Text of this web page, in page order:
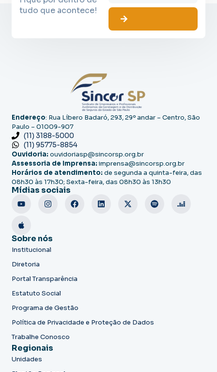
tudo que acontece!
Endereço: Rua Líbero Badaró, 293, 29º andar – Centro, São
Paulo – 01009-907
(11) 3188-5000
(11) 95775-8854
Ouvidoria: ouvidoriasp@sincorsp.org.br
Assessoria de Imprensa: imprensa@sincorsp.org.br
Horários de atendimento: de segunda a quinta-feira, das
08h30 às 17h30; Sexta-feira, das 08h30 às 13h30
Mídias sociais
Sobre nós
Institucional
Diretoria
Portal Transparência
Estatuto Social
Programa de Gestão
Política de Privacidade e Proteção de Dados
Trabalhe Conosco
Regionais
Unidades